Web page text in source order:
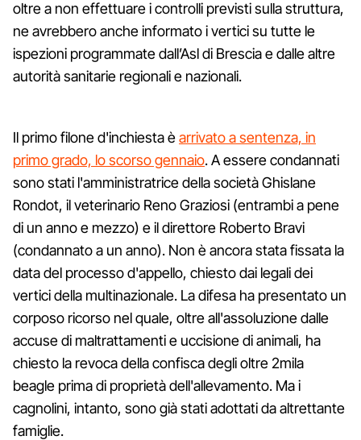
oltre a non effettuare i controlli previsti sulla struttura,
ne avrebbero anche informato i vertici su tutte le
ispezioni programmate dall’Asl di Brescia e dalle altre
autorità sanitarie regionali e nazionali.
Il primo filone d'inchiesta èarrivato a sentenza, in
primo grado, lo scorso gennaio. A essere condannati
sono stati l'amministratrice della società Ghislane
Rondot, il veterinario Reno Graziosi (entrambi a pene
di un anno e mezzo) e il direttore Roberto Bravi
(condannato a un anno). Non è ancora stata fissata la
data del processo d'appello, chiesto dai legali dei
vertici della multinazionale. La difesa ha presentato un
corposo ricorso nel quale, oltre all'assoluzione dalle
accuse di maltrattamenti e uccisione di animali, ha
chiesto la revoca della confisca degli oltre 2mila
beagle prima di proprietà dell'allevamento. Ma i
cagnolini, intanto, sono già stati adottati da altrettante
famiglie.